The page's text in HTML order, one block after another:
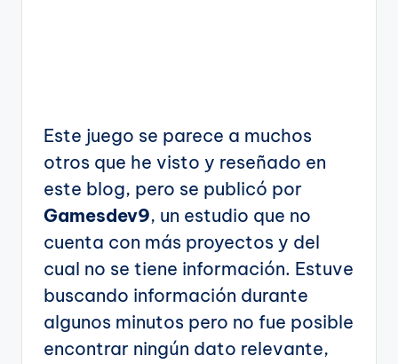
Este juego se parece a muchos
otros que he visto y reseñado en
este blog, pero se publicó por
Gamesdev9, un estudio que no
cuenta con más proyectos y del
cual no se tiene información. Estuve
buscando información durante
algunos minutos pero no fue posible
encontrar ningún dato relevante,